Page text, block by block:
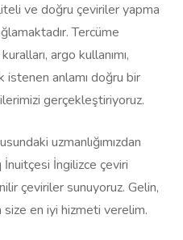
ve doğru çeviriler yapma
Tercüme
argo kullanımı,
istenen anlamı doğru bir
gerçekleştiriyoruz.
uzmanlığımızdan
İngilizce çeviri
çeviriler sunuyoruz. Gelin,
size en iyi hizmeti verelim.